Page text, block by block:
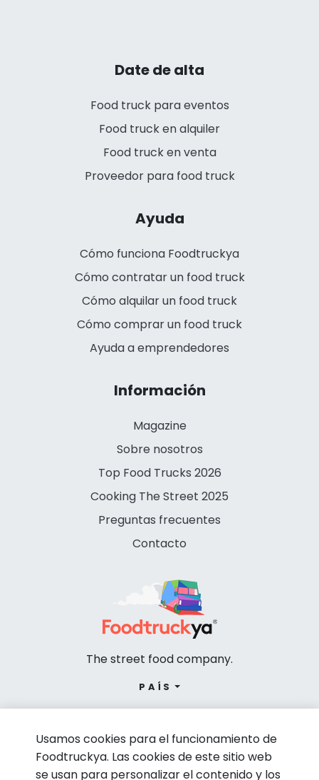
Date de alta
Food truck para eventos
Food truck en alquiler
Food truck en venta
Proveedor para food truck
Ayuda
Cómo funciona Foodtruckya
Cómo contratar un food truck
Cómo alquilar un food truck
Cómo comprar un food truck
Ayuda a emprendedores
Información
Magazine
Sobre nosotros
Top Food Trucks 2026
Cooking The Street 2025
Preguntas frecuentes
Contacto
The street food company.
PAÍS
Usamos cookies para el funcionamiento de
Foodtruckya. Las cookies de este sitio web
se usan para personalizar el contenido y los